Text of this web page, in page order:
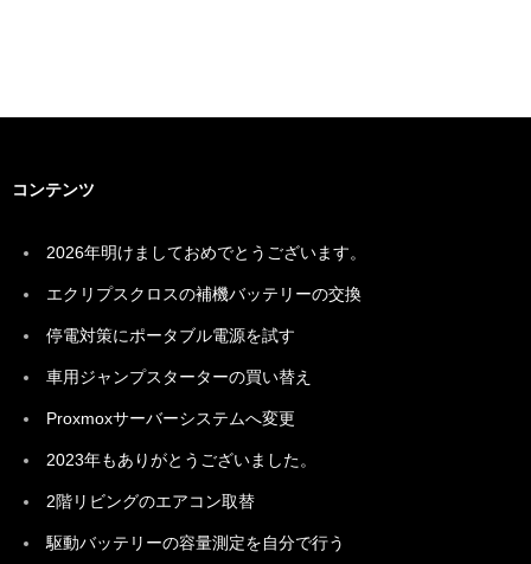
コンテンツ
2026年明けましておめでとうございます。
エクリプスクロスの補機バッテリーの交換
停電対策にポータブル電源を試す
車用ジャンプスターターの買い替え
Proxmoxサーバーシステムへ変更
2023年もありがとうございました。
2階リビングのエアコン取替
駆動バッテリーの容量測定を自分で行う